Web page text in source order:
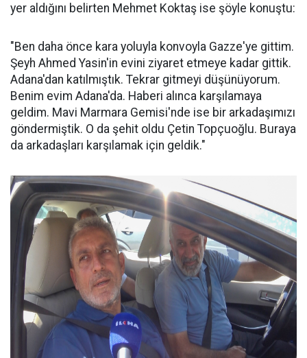
yer aldığını belirten Mehmet Koktaş ise şöyle konuştu:
"Ben daha önce kara yoluyla konvoyla Gazze'ye gittim.
Şeyh Ahmed Yasin'in evini ziyaret etmeye kadar gittik.
Adana'dan katılmıştık. Tekrar gitmeyi düşünüyorum.
Benim evim Adana'da. Haberi alınca karşılamaya
geldim. Mavi Marmara Gemisi'nde ise bir arkadaşımızı
göndermiştik. O da şehit oldu Çetin Topçuoğlu. Buraya
da arkadaşları karşılamak için geldik."